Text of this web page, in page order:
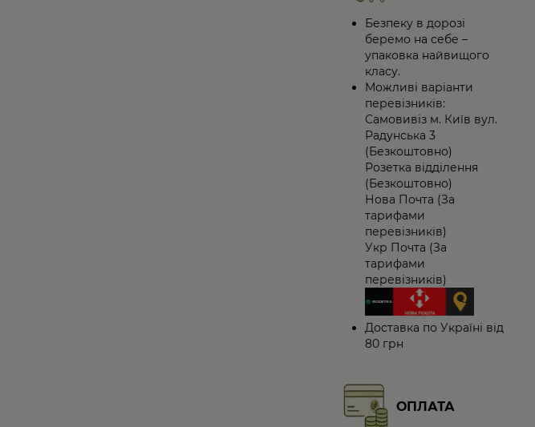
Безпеку в дорозі
беремо на себе –
упаковка найвищого
класу.
Можливі варіанти
перевізників:
Самовивіз м. Київ вул.
Радунська 3
(Безкоштовно)
Розетка відділення
(Безкоштовно)
Нова Почта (За
тарифами
перевізників)
Укр Почта (За
тарифами
перевізників)
Доставка по Україні від
80 грн
ОПЛАТА